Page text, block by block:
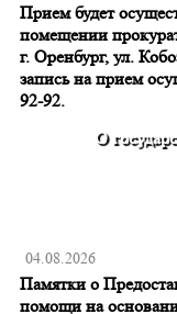
Прием будет
помещении
г. Оренбург, ул.
запись на прием
92-92.
О
04.08.2026
Памятки о
помощи на